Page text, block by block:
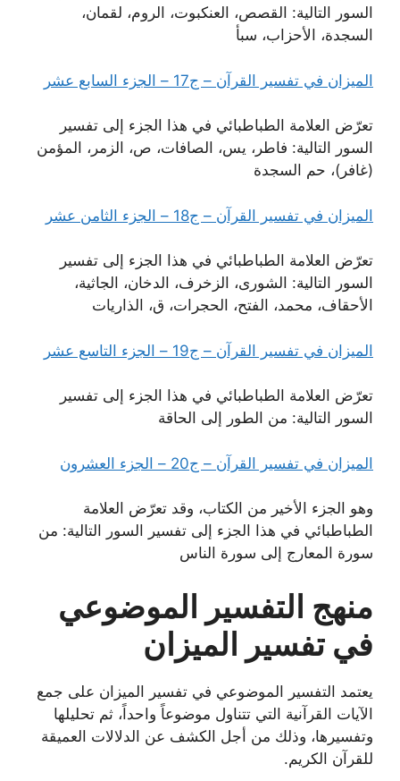
السور التالية: القصص، العنكبوت، الروم، لقمان،
السجدة، الأحزاب، سبأ
الميزان في تفسير القرآن – ج17 – الجزء السابع عشر
تعرّض العلامة الطباطبائي في هذا الجزء إلى تفسير
السور التالية: فاطر، يس، الصافات، ص، الزمر، المؤمن
(غافر)، حم السجدة
الميزان في تفسير القرآن – ج18 – الجزء الثامن عشر
تعرّض العلامة الطباطبائي في هذا الجزء إلى تفسير
السور التالية: الشورى، الزخرف، الدخان، الجاثية،
الأحقاف، محمد، الفتح، الحجرات، ق، الذاريات
الميزان في تفسير القرآن – ج19 – الجزء التاسع عشر
تعرّض العلامة الطباطبائي في هذا الجزء إلى تفسير
السور التالية: من الطور إلى الحاقة
الميزان في تفسير القرآن – ج20 – الجزء العشرون
وهو الجزء الأخير من الكتاب، وقد تعرّض العلامة
الطباطبائي في هذا الجزء إلى تفسير السور التالية: من
سورة المعارج إلى سورة الناس
منهج التفسير الموضوعي
في تفسير الميزان
يعتمد التفسير الموضوعي في تفسير الميزان على جمع
الآيات القرآنية التي تتناول موضوعاً واحداً، ثم تحليلها
وتفسيرها، وذلك من أجل الكشف عن الدلالات العميقة
للقرآن الكريم.